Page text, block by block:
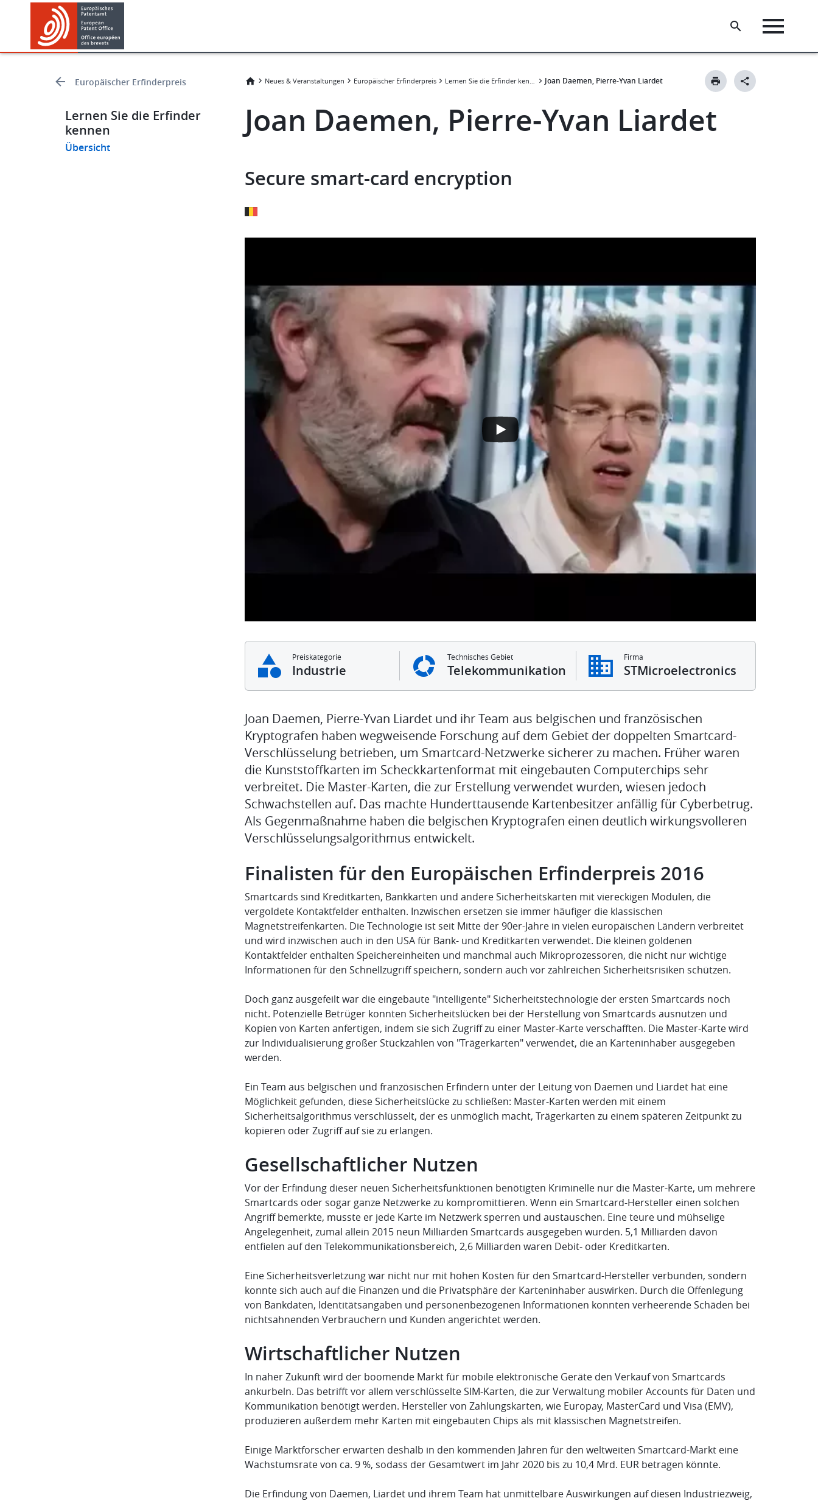
content
Europäischer Erfinderpreis
Lernen Sie die Erfinder
kennen
Übersicht
Neues & Veranstaltungen Europäischer Erfinderpreis Lernen Sie die Erfinder kennen Joan Daemen, Pierre-Yvan Liardet
Joan Daemen, Pierre-Yvan Liardet
Secure smart-card encryption
Preiskategorie
Industrie
Technisches Gebiet
Telekommunikation
Firma
STMicroelectronics
Joan Daemen, Pierre-Yvan Liardet und ihr Team aus belgischen und französischen
Kryptografen haben wegweisende Forschung auf dem Gebiet der doppelten Smartcard-
Verschlüsselung betrieben, um Smartcard-Netzwerke sicherer zu machen. Früher waren
die Kunststoffkarten im Scheckkartenformat mit eingebauten Computerchips sehr
verbreitet. Die Master-Karten, die zur Erstellung verwendet wurden, wiesen jedoch
Schwachstellen auf. Das machte Hunderttausende Kartenbesitzer anfällig für Cyberbetrug.
Als Gegenmaßnahme haben die belgischen Kryptografen einen deutlich wirkungsvolleren
Verschlüsselungsalgorithmus entwickelt.
Finalisten für den Europäischen Erfinderpreis 2016
Smartcards sind Kreditkarten, Bankkarten und andere Sicherheitskarten mit viereckigen Modulen, die
vergoldete Kontaktfelder enthalten. Inzwischen ersetzen sie immer häufiger die klassischen
Magnetstreifenkarten. Die Technologie ist seit Mitte der 90er-Jahre in vielen europäischen Ländern verbreitet
und wird inzwischen auch in den USA für Bank- und Kreditkarten verwendet. Die kleinen goldenen
Kontaktfelder enthalten Speichereinheiten und manchmal auch Mikroprozessoren, die nicht nur wichtige
Informationen für den Schnellzugriff speichern, sondern auch vor zahlreichen Sicherheitsrisiken schützen.
Doch ganz ausgefeilt war die eingebaute "intelligente" Sicherheitstechnologie der ersten Smartcards noch
nicht. Potenzielle Betrüger konnten Sicherheitslücken bei der Herstellung von Smartcards ausnutzen und
Kopien von Karten anfertigen, indem sie sich Zugriff zu einer Master-Karte verschafften. Die Master-Karte wird
zur Individualisierung großer Stückzahlen von "Trägerkarten" verwendet, die an Karteninhaber ausgegeben
werden.
Ein Team aus belgischen und französischen Erfindern unter der Leitung von Daemen und Liardet hat eine
Möglichkeit gefunden, diese Sicherheitslücke zu schließen: Master-Karten werden mit einem
Sicherheitsalgorithmus verschlüsselt, der es unmöglich macht, Trägerkarten zu einem späteren Zeitpunkt zu
kopieren oder Zugriff auf sie zu erlangen.
Gesellschaftlicher Nutzen
Vor der Erfindung dieser neuen Sicherheitsfunktionen benötigten Kriminelle nur die Master-Karte, um mehrere
Smartcards oder sogar ganze Netzwerke zu kompromittieren. Wenn ein Smartcard-Hersteller einen solchen
Angriff bemerkte, musste er jede Karte im Netzwerk sperren und austauschen. Eine teure und mühselige
Angelegenheit, zumal allein 2015 neun Milliarden Smartcards ausgegeben wurden. 5,1 Milliarden davon
entfielen auf den Telekommunikationsbereich, 2,6 Milliarden waren Debit- oder Kreditkarten.
Eine Sicherheitsverletzung war nicht nur mit hohen Kosten für den Smartcard-Hersteller verbunden, sondern
konnte sich auch auf die Finanzen und die Privatsphäre der Karteninhaber auswirken. Durch die Offenlegung
von Bankdaten, Identitätsangaben und personenbezogenen Informationen konnten verheerende Schäden bei
nichtsahnenden Verbrauchern und Kunden angerichtet werden.
Wirtschaftlicher Nutzen
In naher Zukunft wird der boomende Markt für mobile elektronische Geräte den Verkauf von Smartcards
ankurbeln. Das betrifft vor allem verschlüsselte SIM-Karten, die zur Verwaltung mobiler Accounts für Daten und
Kommunikation benötigt werden. Hersteller von Zahlungskarten, wie Europay, MasterCard und Visa (EMV),
produzieren außerdem mehr Karten mit eingebauten Chips als mit klassischen Magnetstreifen.
Einige Marktforscher erwarten deshalb in den kommenden Jahren für den weltweiten Smartcard-Markt eine
Wachstumsrate von ca. 9 %, sodass der Gesamtwert im Jahr 2020 bis zu 10,4 Mrd. EUR betragen könnte.
Die Erfindung von Daemen, Liardet und ihrem Team hat unmittelbare Auswirkungen auf diesen Industriezweig,